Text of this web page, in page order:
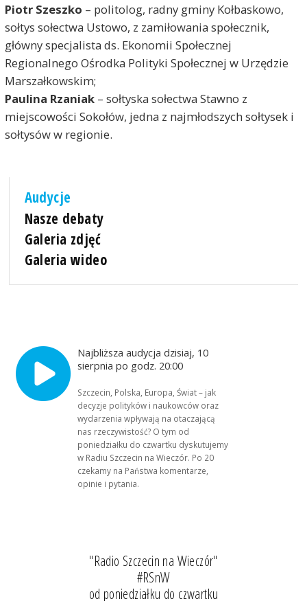
Piotr Szeszko – politolog, radny gminy Kołbaskowo,
sołtys sołectwa Ustowo, z zamiłowania społecznik,
główny specjalista ds. Ekonomii Społecznej
Regionalnego Ośrodka Polityki Społecznej w Urzędzie
Marszałkowskim;
Paulina Rzaniak– sołtyska sołectwa Stawno z
miejscowości Sokołów, jedna z najmłodszych sołtysek i
sołtysów w regionie.
Audycje
Nasze debaty
Galeria zdjęć
Galeria wideo
Najbliższa audycja dzisiaj, 10
sierpnia po godz. 20:00
Szczecin, Polska, Europa, Świat – jak
decyzje polityków i naukowców oraz
wydarzenia wpływają na otaczającą
nas rzeczywistość? O tym od
poniedziałku do czwartku dyskutujemy
w Radiu Szczecin na Wieczór. Po 20
czekamy na Państwa komentarze,
opinie i pytania.
"Radio Szczecin na Wieczór"
#RSnW
od poniedziałku do czwartku